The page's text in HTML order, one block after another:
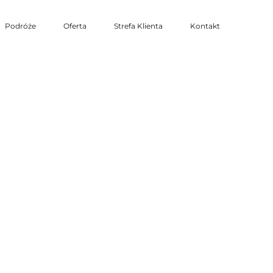
Podróże Oferta Strefa Klienta Kontakt